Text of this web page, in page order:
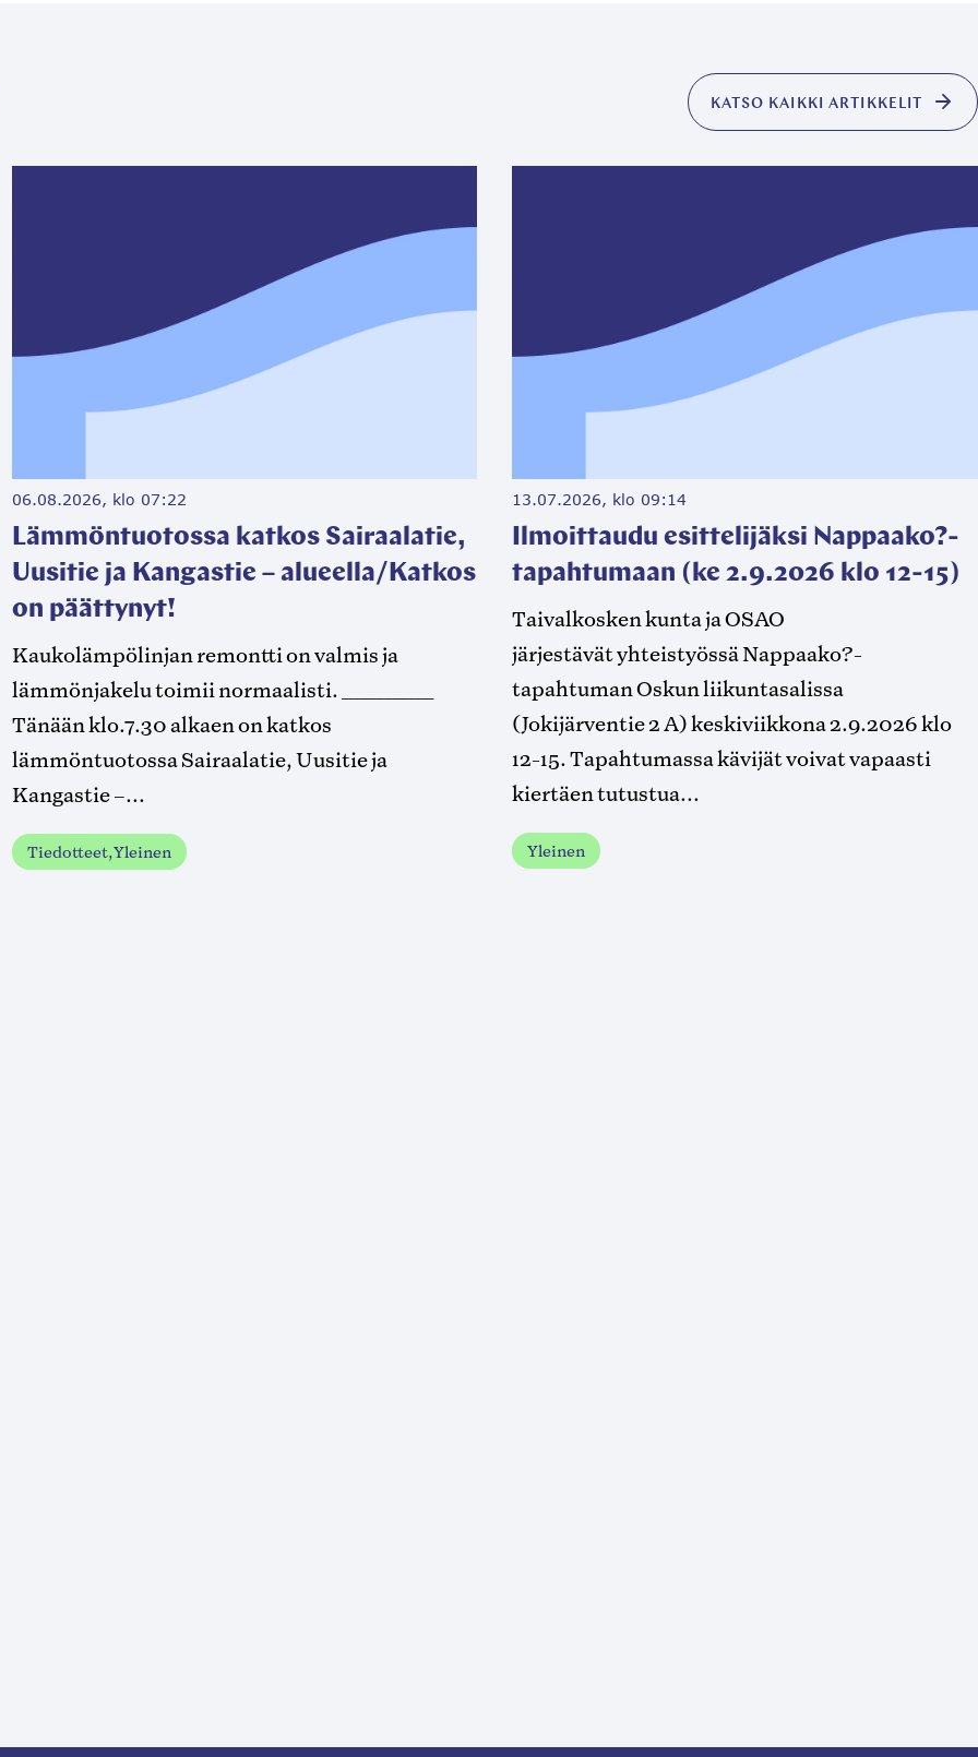
KATSO KAIKKI ARTIKKELIT
06.08.2026, klo 07:22
Lämmöntuotossa katkos Sairaalatie,
Uusitie ja Kangastie – alueella/Katkos
on päättynyt!
Kaukolämpölinjan remontti on valmis ja
lämmönjakelu toimii normaalisti. ____________
Tänään klo.7.30 alkaen on katkos
lämmöntuotossa Sairaalatie, Uusitie ja
Kangastie –...
Tiedotteet, Yleinen
13.07.2026, klo 09:14
Ilmoittaudu esittelijäksi Nappaako?-
tapahtumaan (ke 2.9.2026 klo 12-15)
Taivalkosken kunta ja OSAO
järjestävät yhteistyössä Nappaako?-
tapahtuman Oskun liikuntasalissa
(Jokijärventie 2 A) keskiviikkona 2.9.2026 klo
12-15. Tapahtumassa kävijät voivat vapaasti
kiertäen tutustua...
Yleinen